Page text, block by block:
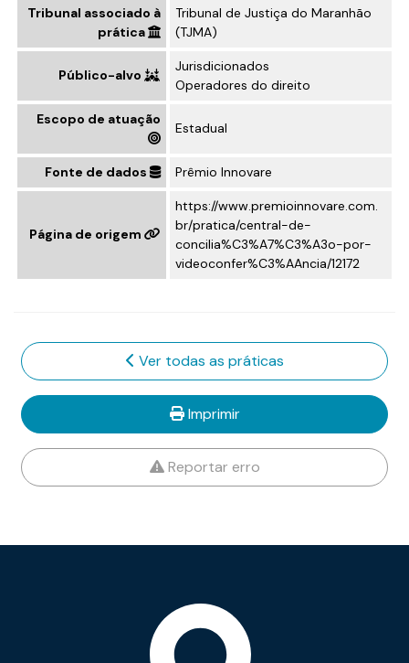
Tribunal associado à
prática
Tribunal de Justiça do Maranhão
(TJMA)
Público-alvo
Jurisdicionados
Operadores do direito
Escopo de atuação
Estadual
Fonte de dados Prêmio Innovare
Página de origem
https://www.premioinnovare.com.
br/pratica/central-de-
concilia%C3%A7%C3%A3o-por-
videoconfer%C3%AAncia/12172
Ver todas as práticas
Imprimir
Reportar erro